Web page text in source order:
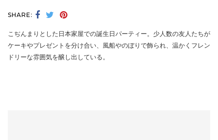
SHARE:
こぢんまりとした日本家屋での誕生日パーティー。少人数の友人たちが
ケーキやプレゼントを分け合い、風船やのぼりで飾られ、温かくフレン
ドリーな雰囲気を醸し出している。